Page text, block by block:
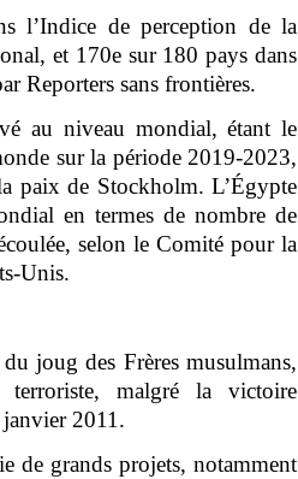
l’Indice de perception de la
et 170e sur 180 pays dans
Reporters sans frontières.
au niveau mondial, étant le
sur la période 2019-2023,
paix de Stockholm. L’Égypte
en termes de nombre de
selon le Comité pour la
Unis.
joug des Frères musulmans,
terroriste, malgré la victoire
2011.
de grands projets, notamment